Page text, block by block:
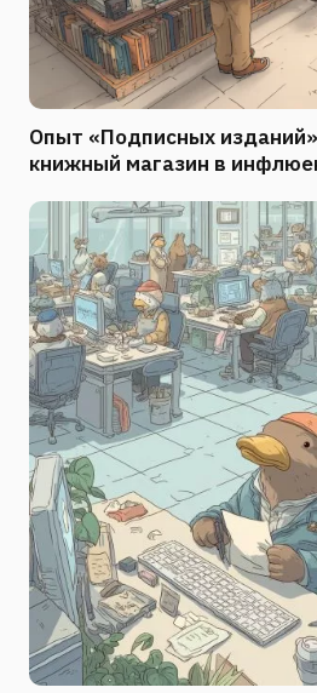
Опыт «Подписных
книжный магазин в